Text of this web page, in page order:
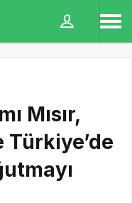
Mısır,
Türkiye’de